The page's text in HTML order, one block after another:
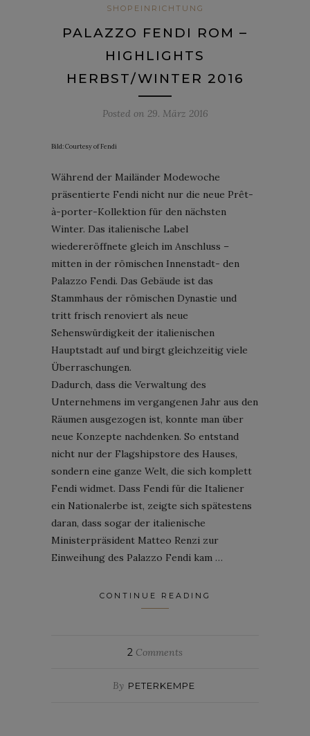
SHOPEINRICHTUNG
PALAZZO FENDI ROM –
HIGHLIGHTS
HERBST/WINTER 2016
Posted on 29. März 2016
Bild: Courtesy of Fendi
Während der Mailänder Modewoche
präsentierte Fendi nicht nur die neue Prêt-
à-porter-Kollektion für den nächsten
Winter. Das italienische Label
wiedereröffnete gleich im Anschluss –
mitten in der römischen Innenstadt- den
Palazzo Fendi. Das Gebäude ist das
Stammhaus der römischen Dynastie und
tritt frisch renoviert als neue
Sehenswürdigkeit der italienischen
Hauptstadt auf und birgt gleichzeitig viele
Überraschungen.
Dadurch, dass die Verwaltung des
Unternehmens im vergangenen Jahr aus den
Räumen ausgezogen ist, konnte man über
neue Konzepte nachdenken. So entstand
nicht nur der Flagshipstore des Hauses,
sondern eine ganze Welt, die sich komplett
Fendi widmet. Dass Fendi für die Italiener
ein Nationalerbe ist, zeigte sich spätestens
daran, dass sogar der italienische
Ministerpräsident Matteo Renzi zur
Einweihung des Palazzo Fendi kam …
CONTINUE READING
2 Comments
By PETERKEMPE